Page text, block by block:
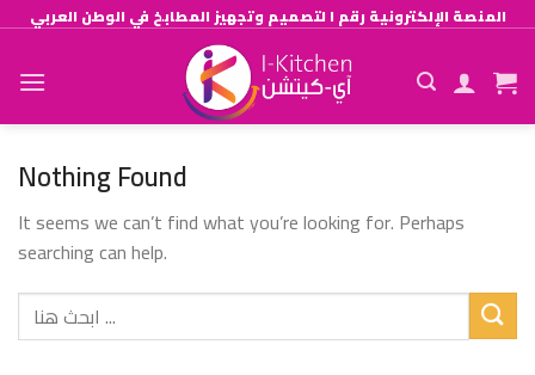
to
content
المنصة الإلكترونية رقم ١ لتصميم وتجهيز المطابخ في الوطن العربي
Nothing Found
It seems we can’t find what you’re looking for. Perhaps
searching can help.